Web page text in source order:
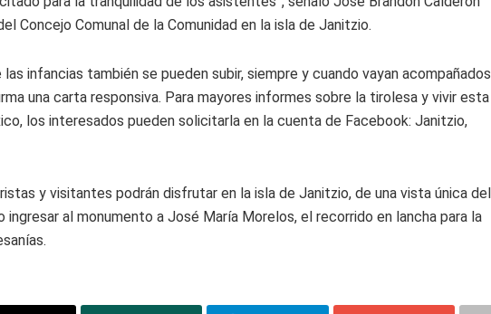
Concejo Comunal de la Comunidad en la isla de Janitzio.
las infancias también se pueden subir, siempre y cuando vayan acompañados
una carta responsiva. Para mayores informes sobre la tirolesa y vivir esta
los interesados pueden solicitarla en la cuenta de Facebook: Janitzio,
y visitantes podrán disfrutar en la isla de Janitzio, de una vista única del
ingresar al monumento a José María Morelos, el recorrido en lancha para la